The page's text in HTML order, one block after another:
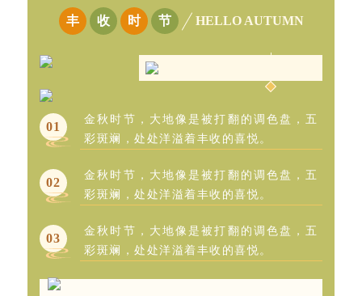
丰 收 时 节 HELLO AUTUMN
01
金秋时节，大地像是被打翻的调色盘，五
彩斑斓，处处洋溢着丰收的喜悦。
02
金秋时节，大地像是被打翻的调色盘，五
彩斑斓，处处洋溢着丰收的喜悦。
03
金秋时节，大地像是被打翻的调色盘，五
彩斑斓，处处洋溢着丰收的喜悦。